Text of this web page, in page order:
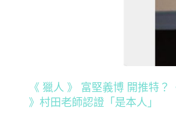
《 獵人 》 富堅義博 開推特？
》村田老師認證「是本人」